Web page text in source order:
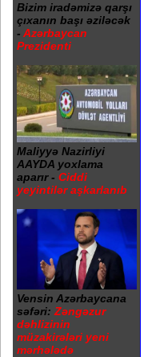
Bizim iradəmizə qarşı
çıxanın başı əziləcək
- Azərbaycan
Prezidenti
Maliyyə Nazirliyi
AAYDA yoxlama
aparır - Ciddi
yeyintilər aşkarlanıb
Vensin Azərbaycana
səfəri: Zəngəzur
dəhlizinin
müzakirələri yeni
mərhələdə